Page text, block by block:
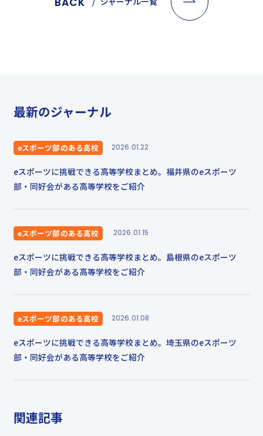
最新のジャーナル
eスポーツ部のある高校 2026.01.22
eスポーツに挑戦できる高等学校まとめ。福井県のeスポーツ
部・同好会がある高等学校をご紹介
eスポーツ部のある高校 2026.01.15
eスポーツに挑戦できる高等学校まとめ。島根県のeスポーツ
部・同好会がある高等学校をご紹介
eスポーツ部のある高校 2026.01.08
eスポーツに挑戦できる高等学校まとめ。埼玉県のeスポーツ
部・同好会がある高等学校をご紹介
関連記事